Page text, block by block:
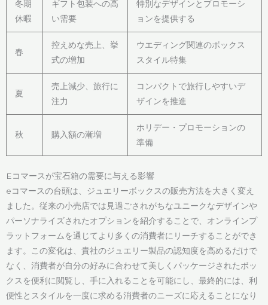
冬期
休暇
ギフト包装への高
い需要
特別なデザインとプロモーシ
ョンを提供する
春
控えめな売上、挙
式の増加
ウエディング関連のボックス
スタイル特集
夏
売上減少、旅行に
注力
コンパクトで旅行しやすいデ
ザインを推進
秋 購入額の漸増
ホリデー・プロモーションの
準備
Eコマースが宝石箱の需要に与える影響
eコマースの台頭は、ジュエリーボックスの販売方法を大きく変え
ました。従来の小売店では見過ごされがちなユニークなデザインや
パーソナライズされたオプションを紹介することで、オンラインプ
ラットフォームを通じてより多くの消費者にリーチすることができ
ます。この変化は、貴社のジュエリー製品の認知度を高めるだけで
なく、消費者が自分の好みに合わせて美しくパッケージされたボッ
クスを便利に閲覧し、手に入れることを可能にし、最終的には、利
便性とスタイルを一度に求める消費者のニーズに応えることになり